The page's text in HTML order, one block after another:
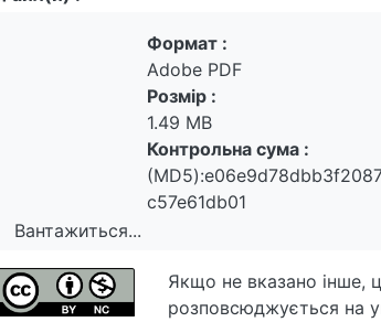
Вантажиться...
Вантажиться...
Формат :
Adobe PDF
Розмір :
1.49 MB
Контрольна сума :
c57e61db01
Якщо не вказано інше,
розповсюджується на